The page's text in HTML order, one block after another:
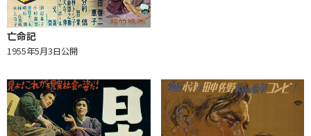
亡命記
1955年5月3日公開